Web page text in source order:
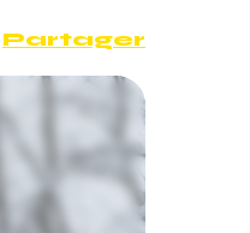
Partager